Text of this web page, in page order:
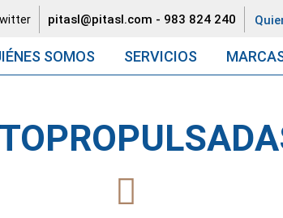
pitasl@pitasl.com - 983 824 240
SOMOS SERVICIOS